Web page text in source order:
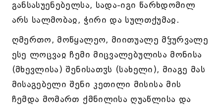
განსასუენებელსა, სადა-იგი წარხდომილ
არს სალმობაჲ, ჭირი და სულთქუმაჲ.
ღმერთო, მოწყალეო, მიითუალე მჴურვალე
ესე ლოცვაჲ ჩემი მიცვალებულისა მონისა
(მხევლისა) შენისათჳს (სახელი), მიაგე მას
მისაგებელი შენი კეთილი მისისა მის
ჩემდა მომართ ქმნილისა ღუაწლისა და